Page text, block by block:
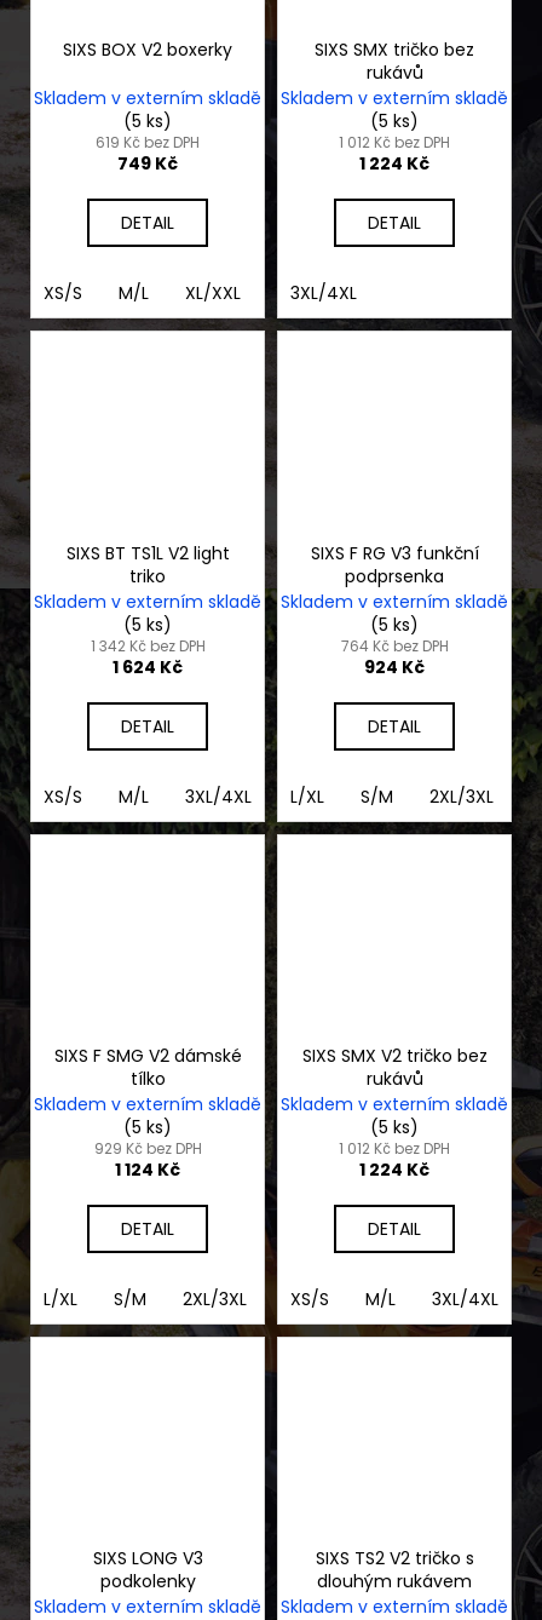
SIXS BOX V2 boxerky
Skladem v externím skladě
(5 ks)
619 Kč bez DPH
749 Kč
DETAIL
XS/S M/L XL/XXL 3XL/4XL
SIXS SMX tričko bez
rukávů
Skladem v externím skladě
(5 ks)
1 012 Kč bez DPH
1 224 Kč
DETAIL
3XL/4XL
SIXS BT TS1L V2 light
triko
Skladem v externím skladě
(5 ks)
1 342 Kč bez DPH
1 624 Kč
DETAIL
XS/S M/L 3XL/4XL XL/2XL
SIXS F RG V3 funkční
podprsenka
Skladem v externím skladě
(5 ks)
764 Kč bez DPH
924 Kč
DETAIL
L/XL S/M 2XL/3XL
SIXS F SMG V2 dámské
tílko
Skladem v externím skladě
(5 ks)
929 Kč bez DPH
1 124 Kč
DETAIL
L/XL S/M 2XL/3XL 2XS/XS
SIXS SMX V2 tričko bez
rukávů
Skladem v externím skladě
(5 ks)
1 012 Kč bez DPH
1 224 Kč
DETAIL
XS/S M/L 3XL/4XL
SIXS LONG V3
podkolenky
Skladem v externím skladě
SIXS TS2 V2 tričko s
dlouhým rukávem
Skladem v externím skladě